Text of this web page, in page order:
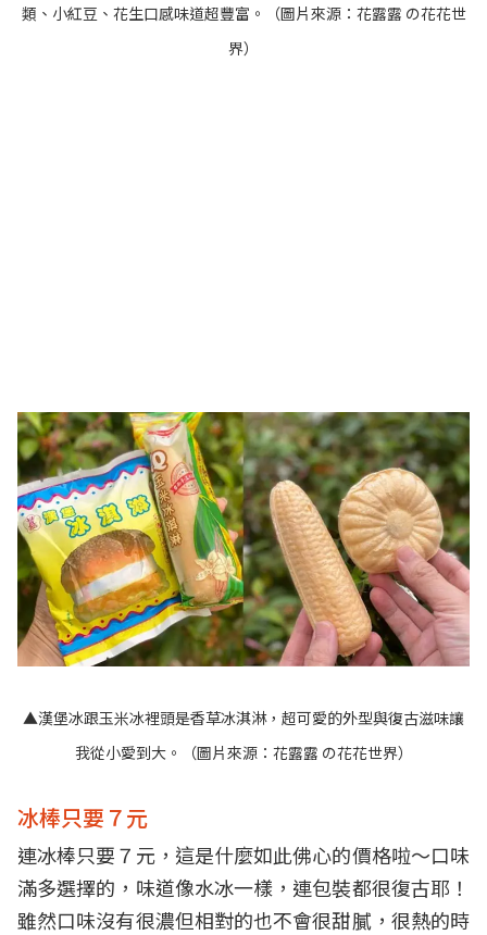
類、小紅豆、花生口感味道超豐富。
（圖片來源： 花露露 の花花世
界）
▲漢堡冰跟玉米冰裡頭是香草冰淇淋，超可愛的外型與復古滋味讓
我從小愛到大。（圖片來源： 花露露 の花花世界）
冰棒只要７元
連冰棒只要７元，這是什麼如此佛心的價格啦～口味
滿多選擇的，味道像水冰一樣，連包裝都很復古耶！
雖然口味沒有很濃但相對的也不會很甜膩，很熱的時